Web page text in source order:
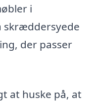
i
skræddersyede
der passer
at huske på, at